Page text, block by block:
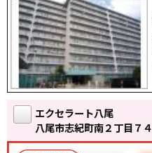
エクセラート八尾
八尾市志紀町南２丁目７４